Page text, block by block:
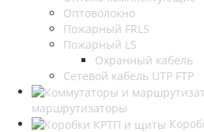
Оптоволокно
Пожарный FRLS
Пожарный LS
Охранный кабель
Сетевой кабель UTP FTP
маршрутизаторы